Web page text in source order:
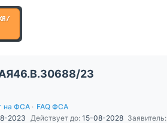
23
на ФСА · FAQ ФСА
2023 Действует до: 15-08-2028 Заявитель: